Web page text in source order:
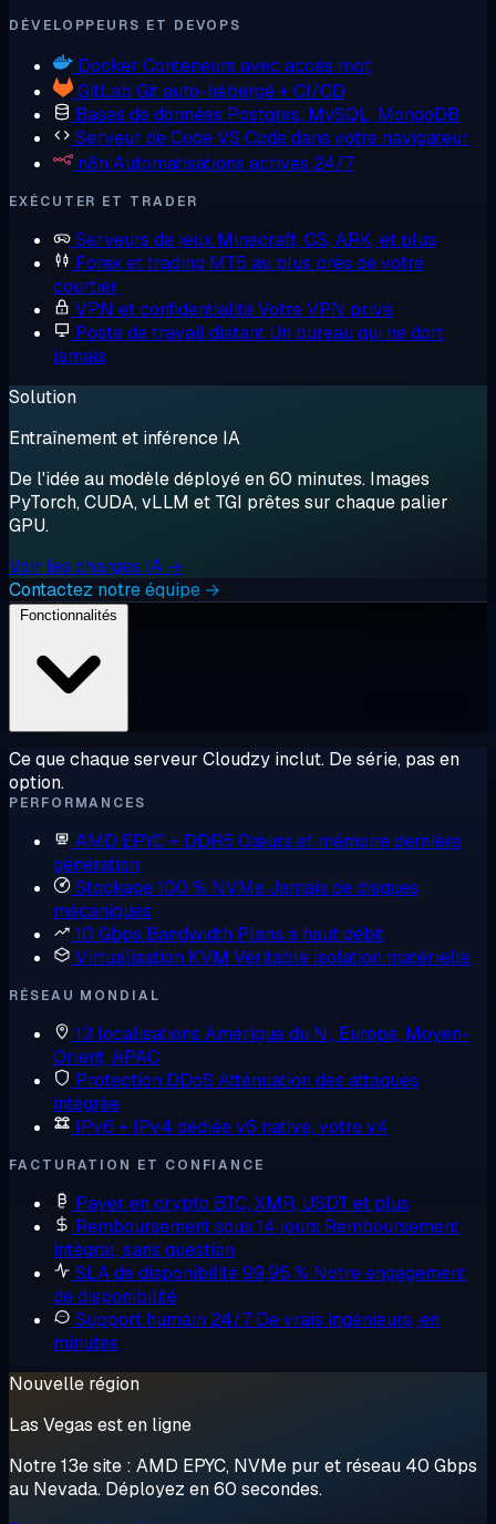
DÉVELOPPEURS ET DEVOPS
Docker Conteneurs avec accès root
GitLab Git auto-hébergé + CI/CD
Bases de données Postgres, MySQL, MongoDB
Serveur de CodeVS Code dans votre navigateur
n8n Automatisations actives 24/7
EXÉCUTER ET TRADER
Serveurs de jeux Minecraft, CS, ARK, et plus
Forex et trading MT5 au plus près de votre
courtier
VPN et confidentialitéVotre VPN privé
Poste de travail distant Un bureau qui ne dort
jamais
Solution
Entraînement et inférence IA
De l'idée au modèle déployé en 60 minutes. Images
PyTorch, CUDA, vLLM et TGI prêtes sur chaque palier
GPU.
Voir les charges IA →
Contactez notre équipe →
Ce que chaque serveur Cloudzy inclut. De série, pas en
option.
PERFORMANCES
AMD EPYC + DDR5 Cœurs et mémoire dernière
génération
Stockage 100 % NVMeJamais de disques
mécaniques
10 Gbps Bandwidth Plans à haut débit
Virtualisation KVM Véritable isolation matérielle
RÉSEAU MONDIAL
13 localisations Amérique du N., Europe, Moyen-
Orient, APAC
Protection DDoS Atténuation des attaques
intégrée
IPv6 + IPv4 dédiéev6 native, votre v4
FACTURATION ET CONFIANCE
Payer en crypto BTC, XMR, USDT et plus
Remboursement sous 14 jours Remboursement
intégral, sans question
SLA de disponibilité 99,95 % Notre engagement
de disponibilité
Support humain 24/7 De vrais ingénieurs, en
minutes
Nouvelle région
Las Vegas est en ligne
Notre 13e site : AMD EPYC, NVMe pur et réseau 40 Gbps
au Nevada. Déployez en 60 secondes.